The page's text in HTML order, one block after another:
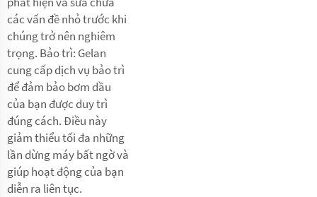
các vấn đề nhỏ trước khi
chúng trở nên nghiêm
trọng. Bảo trì: Gelan
cung cấp dịch vụ bảo trì
để đảm bảo bơm dầu
của bạn được duy trì
đúng cách. Điều này
giảm thiểu tối đa những
lần dừng máy bất ngờ và
giúp hoạt động của bạn
diễn ra liên tục.